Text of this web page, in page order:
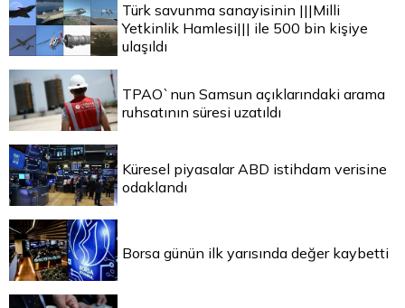
Türk savunma sanayisinin |||Milli
Yetkinlik Hamlesi||| ile 500 bin kişiye
ulaşıldı
TPAO`nun Samsun açıklarındaki arama
ruhsatının süresi uzatıldı
Küresel piyasalar ABD istihdam verisine
odaklandı
Borsa günün ilk yarısında değer kaybetti